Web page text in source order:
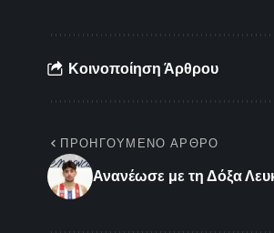
Κοινοποίηση Άρθρου
ΠΡΟΗΓΟΎΜΕΝΟ ΆΡΘΡΟ
Ανανέωσε με τη Δόξα